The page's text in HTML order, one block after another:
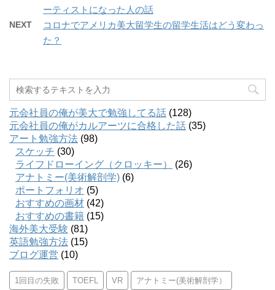
ーティストになった人の話
NEXT
コロナでアメリカ美大留学生の留学生活はどう変わっ
た？
元会社員の俺が美大で勉強してる話 (128)
元会社員の俺がカルアーツに合格した話 (35)
アート勉強方法 (98)
スケッチ (30)
ライフドローイング（クロッキー）
(26)
アナトミー(美術解剖学) (6)
ポートフォリオ (5)
おすすめの画材 (42)
おすすめの書籍 (15)
海外美大受験 (81)
英語勉強方法 (15)
ブログ運営 (10)
1回目の失敗 TOEFL VR アナトミー(美術解剖学）